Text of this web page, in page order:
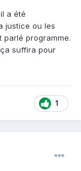
à ce que bcp
par
du non-lieu
Macron et
amour
de très
a été
justice ou les
programme.
suffira pour
1